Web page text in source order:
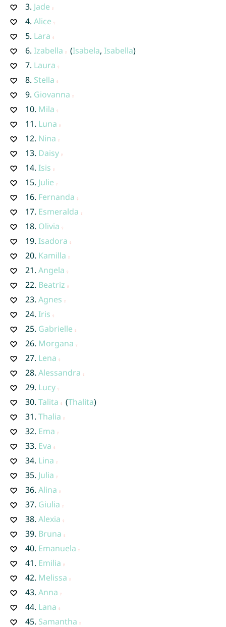
3. Jade
4. Alice
5. Lara
6. Izabella (Isabela, Isabella)
7. Laura
8. Stella
9. Giovanna
10. Mila
11. Luna
12. Nina
13. Daisy
14. Isis
15. Julie
16. Fernanda
17. Esmeralda
18. Olivia
19. Isadora
20. Kamilla
21. Angela
22. Beatriz
23. Agnes
24. Iris
25. Gabrielle
26. Morgana
27. Lena
28. Alessandra
29. Lucy
30. Talita (Thalita)
31. Thalia
32. Ema
33. Eva
34. Lina
35. Julia
36. Alina
37. Giulia
38. Alexia
39. Bruna
40. Emanuela
41. Emilia
42. Melissa
43. Anna
44. Lana
45. Samantha